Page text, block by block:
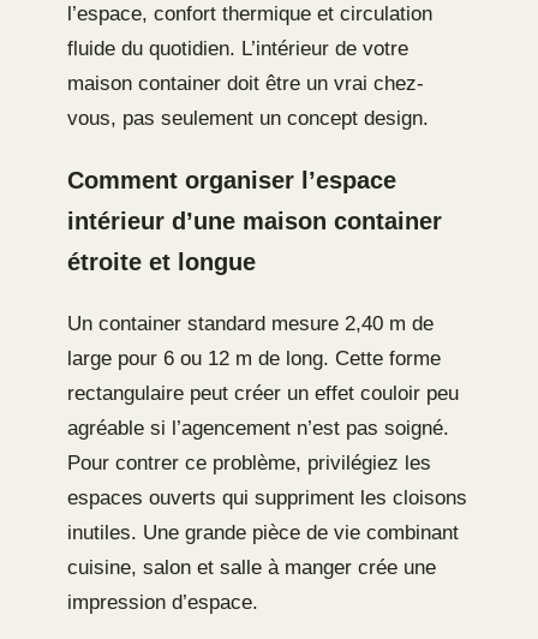
l’espace, confort thermique et circulation
fluide du quotidien. L’intérieur de votre
maison container doit être un vrai chez-
vous, pas seulement un concept design.
Comment organiser l’espace
intérieur d’une maison container
étroite et longue
Un container standard mesure 2,40 m de
large pour 6 ou 12 m de long. Cette forme
rectangulaire peut créer un effet couloir peu
agréable si l’agencement n’est pas soigné.
Pour contrer ce problème, privilégiez les
espaces ouverts qui suppriment les cloisons
inutiles. Une grande pièce de vie combinant
cuisine, salon et salle à manger crée une
impression d’espace.